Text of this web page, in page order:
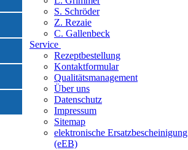
S. Schröder
Z. Rezaie
C. Gallenbeck
Service
Rezeptbestellung
Kontaktformular
Qualitätsmanagement
Über uns
Datenschutz
Impressum
Sitemap
elektronische Ersatzbescheinigung
(eEB)